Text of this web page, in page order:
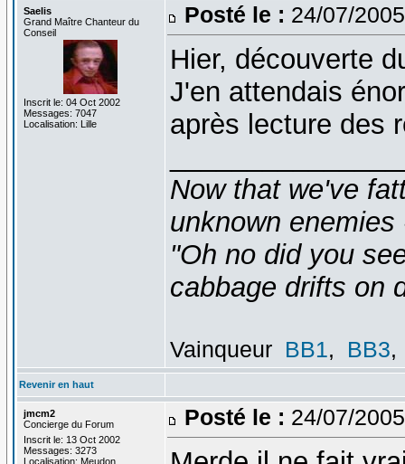
Saelis
Grand Maître Chanteur du
Conseil
Inscrit le: 04 Oct 2002
Messages: 7047
Localisation: Lille
Posté le : 24/07/
Hier, découverte
J'en attendais
après lecture des
Now that we've
unknown
"Oh no did you
cabbage drifts on
Vainqueur BB1, BB3,
Revenir en haut
jmcm2
Concierge du Forum
Inscrit le: 13 Oct 2002
Messages: 3273
Localisation: Meudon
Posté le : 24/07/